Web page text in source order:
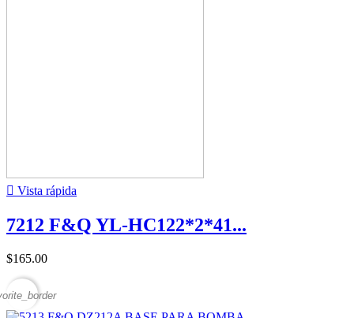
 Vista rápida
7212 F&Q YL-HC122*2*41...
$165.00